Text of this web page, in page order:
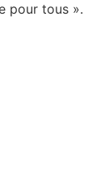
pour tous ».